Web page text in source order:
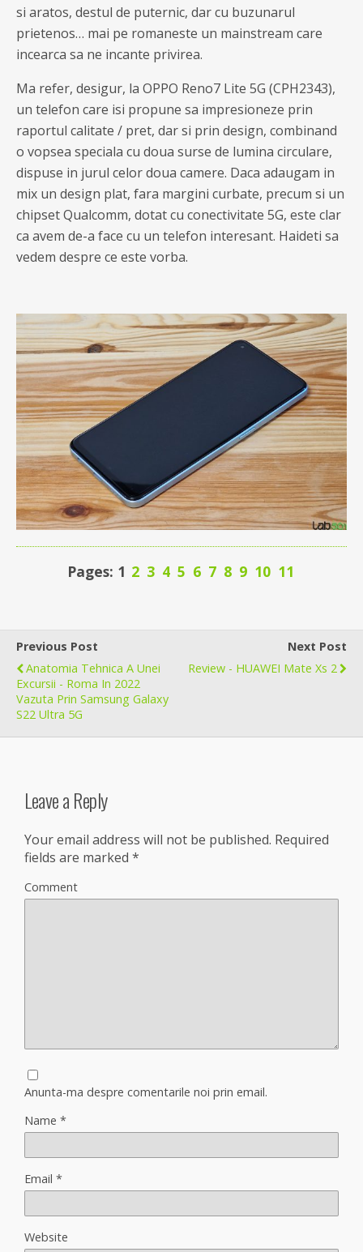
si aratos, destul de puternic, dar cu buzunarul
prietenos… mai pe romaneste un mainstream care
incearca sa ne incante privirea.
Ma refer, desigur, la OPPO Reno7 Lite 5G (CPH2343),
un telefon care isi propune sa impresioneze prin
raportul calitate / pret, dar si prin design, combinand
o vopsea speciala cu doua surse de lumina circulare,
dispuse in jurul celor doua camere. Daca adaugam in
mix un design plat, fara margini curbate, precum si un
chipset Qualcomm, dotat cu conectivitate 5G, este clar
ca avem de-a face cu un telefon interesant. Haideti sa
vedem despre ce este vorba.
Pages: 1 2 3 4 5 6 7 8 9 10 11
Previous Post
Anatomia Tehnica A Unei
Excursii - Roma In 2022
Vazuta Prin Samsung Galaxy
S22 Ultra 5G
Next Post
Review - HUAWEI Mate Xs 2
Leave a Reply
Your email address will not be published. Required
fields are marked *
Comment
Anunta-ma despre comentarile noi prin email.
Name *
Email *
Website